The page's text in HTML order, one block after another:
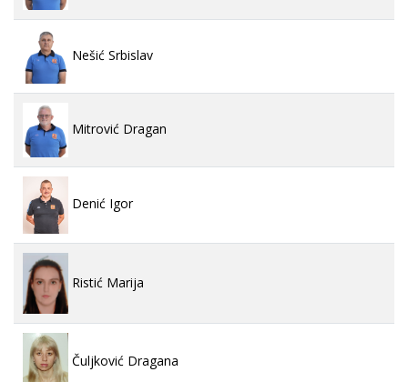
Nešić Srbislav
Mitrović Dragan
Denić Igor
Ristić Marija
Čuljković Dragana